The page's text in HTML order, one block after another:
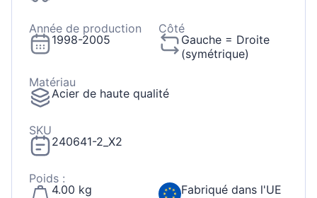
Année de production
1998-2005
Côté
Gauche = Droite
(symétrique)
Matériau
Acier de haute qualité
SKU
240641-2_X2
Poids :
4.00 kg
Fabriqué dans l'UE